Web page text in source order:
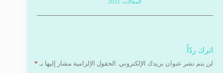
المقالات: 2032
اترك ردّاً
لن يتم نشر عنوان بريدك الإلكتروني. الحقول الإلزامية مشار إليها بـ *